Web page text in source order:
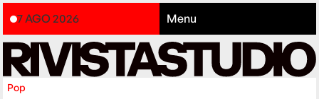
7 AGO 2026 Menu
Pop